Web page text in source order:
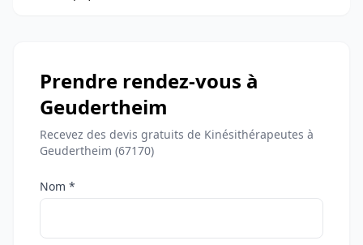
Prendre rendez-vous à
Geudertheim
Recevez des devis gratuits de Kinésithérapeutes à
Geudertheim (67170)
Nom *